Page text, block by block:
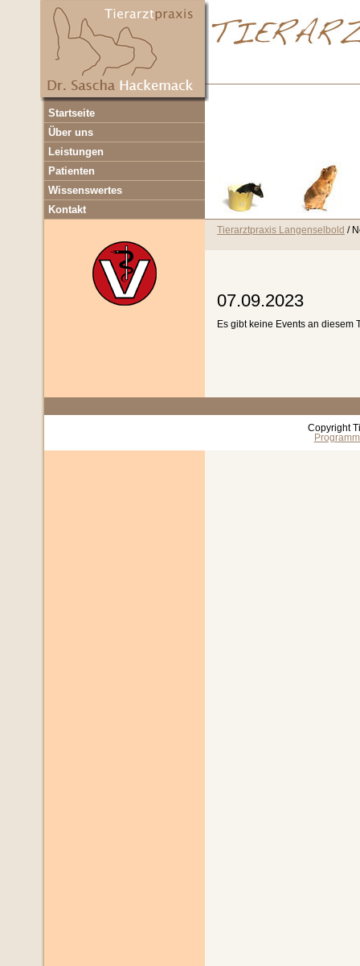
Navigation
überspringen
Startseite
Über uns
Leistungen
Patienten
Wissenswertes
Kontakt
Tierarztpraxis Langenselbold
07.09.2023
Es gibt keine Events an diesem
Copyright